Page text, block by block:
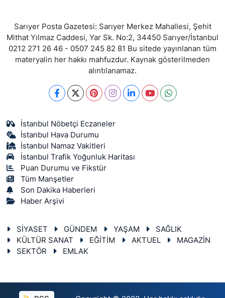
Sarıyer Posta Gazetesi: Sarıyer Merkez Mahallesi, Şehit
Mithat Yılmaz Caddesi, Yar Sk. No:2, 34450 Sarıyer/İstanbul
0212 271 26 46 - 0507 245 82 81 Bu sitede yayınlanan tüm
materyalin her hakkı mahfuzdur. Kaynak gösterilmeden
alıntılanamaz.
İstanbul Nöbetçi Eczaneler
İstanbul Hava Durumu
İstanbul Namaz Vakitleri
İstanbul Trafik Yoğunluk Haritası
Puan Durumu ve Fikstür
Tüm Manşetler
Son Dakika Haberleri
Haber Arşivi
SİYASET GÜNDEM YAŞAM
SAĞLIK
KÜLTÜR SANAT
EĞİTİM AKTUEL
MAGAZİN
SEKTÖR
EMLAK
YAŞAM